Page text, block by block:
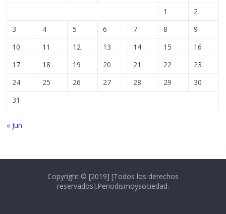
1
2
3
4 5 6 7 8
9
10
11 12 13 14 15
16
17
18 19 20 21 22
23
24
25 26 27 28 29
30
31
« Jun
Copyright © [2019] [Todos los derechos
reservados].Periodismoysociedad.